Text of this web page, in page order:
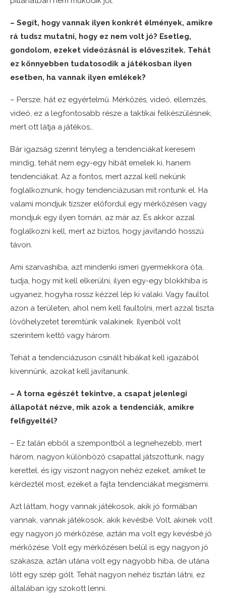
– Segít, hogy vannak ilyen konkrét élmények, amikre
rá tudsz mutatni, hogy ez nem volt jó? Esetleg,
gondolom, ezeket videózásnál is előveszitek. Tehát
ez könnyebben tudatosodik a játékosban ilyen
esetben, ha vannak ilyen emlékek?
– Persze, hát ez egyértelmű. Mérkőzés, videó, ellemzés,
videó, ez a legfontosabb része a taktikai felkészülésnek,
mert ott látja a játékos…
Bár igazság szerint tényleg a tendenciákat keresem
mindig, tehát nem egy-egy hibát emelek ki, hanem
tendenciákat. Az a fontos, mert azzal kell nekünk
foglalkoznunk, hogy tendenciázusan mit rontunk el. Ha
valami mondjuk tízszer előfordul egy mérkőzésen vagy
mondjuk egy ilyen tornán, az már az. És akkor azzal
foglalkozni kell, mert az biztos, hogy javítandó hosszú
távon.
Ami szarvashiba, azt mindenki ismeri gyermekkora óta,
tudja, hogy mit kell elkerülni, ilyen egy-egy blokkhiba is
ugyanez, hogyha rossz kézzel lép ki valaki. Vagy faultol
azon a területen, ahol nem kell faultolni, mert azzal tiszta
lövőhelyzetet teremtünk valakinek. Ilyenből volt
szerintem kettő vagy három.
Tehát a tendenciázuson csinált hibákat kell igazából
kivennünk, azokat kell javítanunk.
– A torna egészét tekintve, a csapat jelenlegi
állapotát nézve, mik azok a tendenciák, amikre
felfigyeltél?
– Ez talán ebből a szempontból a legnehezebb, mert
három, nagyon különböző csapattal játszottunk, nagy
kerettel, és így viszont nagyon nehéz ezeket, amiket te
kérdeztél most, ezeket a fajta tendenciákat megismerni.
Azt láttam, hogy vannak játékosok, akik jó formában
vannak, vannak játékosok, akik kevésbé. Volt, akinek volt
egy nagyon jó mérkőzése, aztán ma volt egy kevésbé jó
mérkőzése. Volt egy mérkőzésen belül is egy nagyon jó
szakasza, aztán utána volt egy nagyobb hiba, de utána
lőtt egy szép gólt. Tehát nagyon nehéz tisztán látni, ez
általában így szokott lenni.